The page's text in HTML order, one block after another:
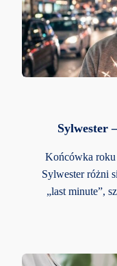
Sylwester
Końcówka roku
Sylwester różni
„last minute”,